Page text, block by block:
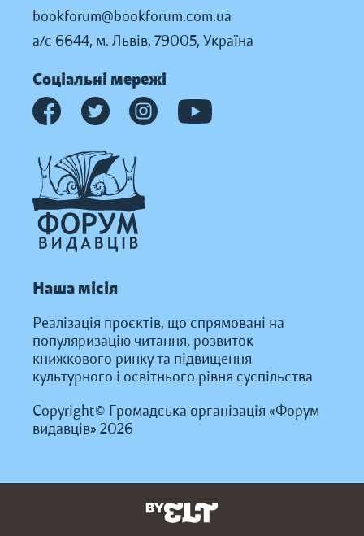
bookforum@bookforum.com.ua
а/с 6644, м. Львів, 79005, Україна
Соціальні мережі
Наша місія
Реалізація проєктів, що спрямовані на
популяризацію читання, розвиток
книжкового ринку та підвищення
культурного і освітнього рівня суспільства
Copyright© Громадська організація «Форум
видавців» 2026